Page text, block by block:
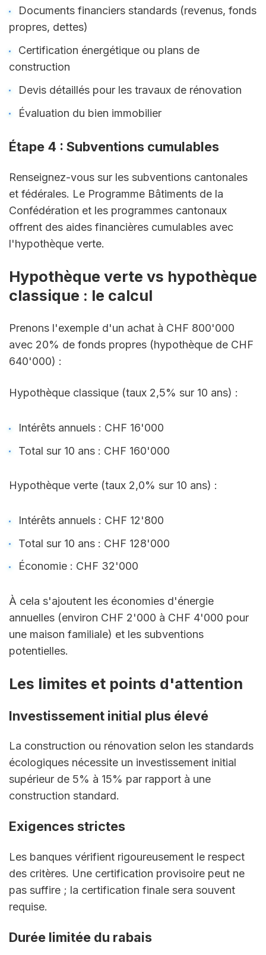
Documents financiers standards (revenus, fonds
propres, dettes)
Certification énergétique ou plans de
construction
Devis détaillés pour les travaux de rénovation
Évaluation du bien immobilier
Étape 4 : Subventions cumulables
Renseignez-vous sur les subventions cantonales
et fédérales. Le Programme Bâtiments de la
Confédération et les programmes cantonaux
offrent des aides financières cumulables avec
l'hypothèque verte.
Hypothèque verte vs hypothèque
classique : le calcul
Prenons l'exemple d'un achat à CHF 800'000
avec 20% de fonds propres (hypothèque de CHF
640'000) :
Hypothèque classique (taux 2,5% sur 10 ans) :
Intérêts annuels : CHF 16'000
Total sur 10 ans : CHF 160'000
Hypothèque verte (taux 2,0% sur 10 ans) :
Intérêts annuels : CHF 12'800
Total sur 10 ans : CHF 128'000
Économie : CHF 32'000
À cela s'ajoutent les économies d'énergie
annuelles (environ CHF 2'000 à CHF 4'000 pour
une maison familiale) et les subventions
potentielles.
Les limites et points d'attention
Investissement initial plus élevé
La construction ou rénovation selon les standards
écologiques nécessite un investissement initial
supérieur de 5% à 15% par rapport à une
construction standard.
Exigences strictes
Les banques vérifient rigoureusement le respect
des critères. Une certification provisoire peut ne
pas suffire ; la certification finale sera souvent
requise.
Durée limitée du rabais